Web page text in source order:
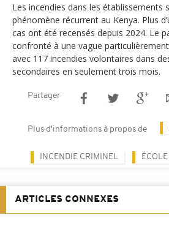
Les incendies dans les établissements
phénomène récurrent au Kenya. Plus
cas ont été recensés depuis 2024. Le
confronté à une vague
avec 117 incendies volontaires dans
secondaires en seulement trois mois.
Partager
Plus d'informations à propos de
INCENDIE CRIMINEL ÉCOLE
ARTICLES CONNEXES